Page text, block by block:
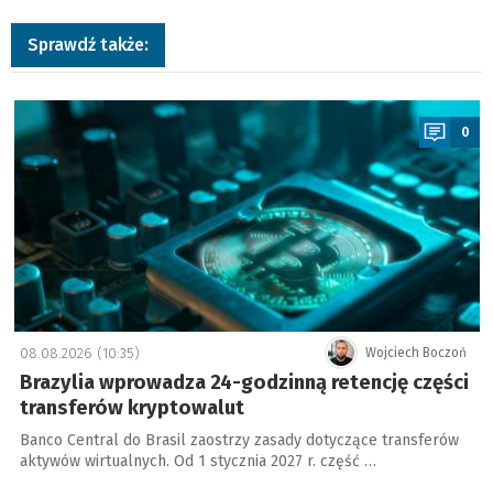
Sprawdź także:
a
0
Wojciech Boczoń
08.08.2026 (10:35)
Brazylia wprowadza 24-godzinną retencję części
transferów kryptowalut
Banco Central do Brasil zaostrzy zasady dotyczące transferów
aktywów wirtualnych. Od 1 stycznia 2027 r. część …